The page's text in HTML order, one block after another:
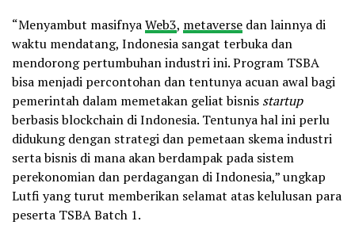
“Menyambut masifnyaWeb3, metaverse dan lainnya di
waktu mendatang, Indonesia sangat terbuka dan
mendorong pertumbuhan industri ini. Program TSBA
bisa menjadi percontohan dan tentunya acuan awal bagi
pemerintah dalam memetakan geliat bisnis startup
berbasis blockchain di Indonesia. Tentunya hal ini perlu
didukung dengan strategi dan pemetaan skema industri
serta bisnis di mana akan berdampak pada sistem
perekonomian dan perdagangan di Indonesia,” ungkap
Lutfi yang turut memberikan selamat atas kelulusan para
peserta TSBA Batch 1.